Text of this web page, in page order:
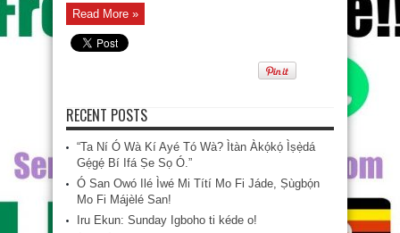
Read More »
RECENT POSTS
“Ta Ní Ó Wà Kí Ayé Tó Wà? Ìtàn Àkọ́kọ́ Ìṣẹ̀dá
Gẹ́gẹ́ Bí Ifá Ṣe Sọ Ó.”
Ó San Owó Ilé Ìwé Mi Títí Mo Fi Jáde, Ṣùgbọ́n
Mo Fi Májèlé San!
Iru Ekun: Sunday Igboho ti kéde o!